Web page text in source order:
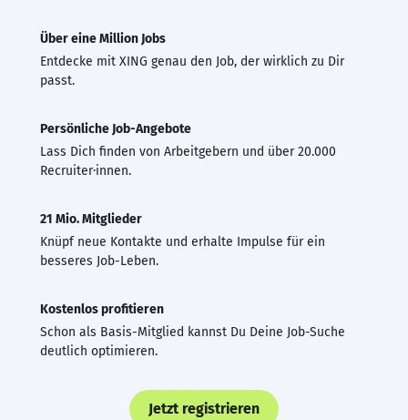
Über eine Million Jobs
Entdecke mit XING genau den Job, der wirklich zu Dir
passt.
Persönliche Job-Angebote
Lass Dich finden von Arbeitgebern und über 20.000
Recruiter·innen.
21 Mio. Mitglieder
Knüpf neue Kontakte und erhalte Impulse für ein
besseres Job-Leben.
Kostenlos profitieren
Schon als Basis-Mitglied kannst Du Deine Job-Suche
deutlich optimieren.
Jetzt registrieren